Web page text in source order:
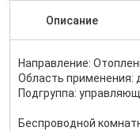
Описание
Направление:
Область применения:
Подгруппа:
Беспроводной